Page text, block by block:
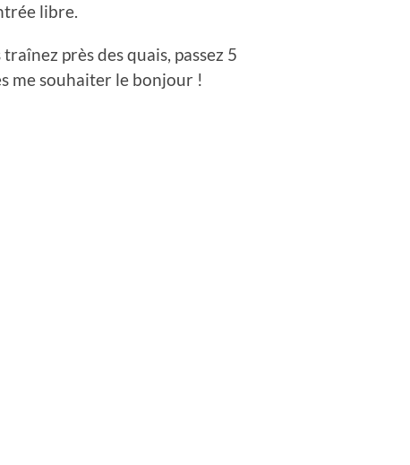
libre.
traînez près des quais, passez 5
me souhaiter le bonjour !